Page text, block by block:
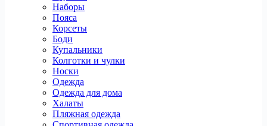
Наборы
Пояса
Корсеты
Боди
Купальники
Колготки и чулки
Носки
Одежда
Одежда для дома
Халаты
Пляжная одежда